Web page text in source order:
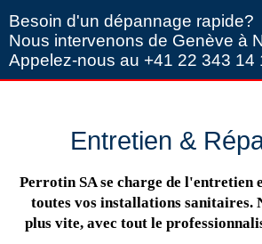
Besoin d'un dépannage rapide?
Nous intervenons de Genève à
Appelez-nous au +41 22 343 14
Entretien &
Perrotin SA se charge de l'entretien
toutes vos installations sanitaires.
plus vite, avec tout le